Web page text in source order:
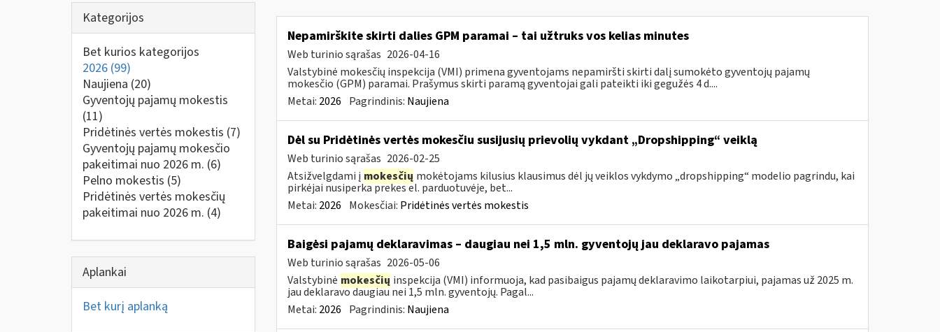
Kategorijos
Bet kurios kategorijos
2026 (99)
Naujiena (20)
Gyventojų pajamų mokestis
(11)
Pridėtinės vertės mokestis (7)
Gyventojų pajamų mokesčio
pakeitimai nuo 2026 m. (6)
Pelno mokestis (5)
Pridėtinės vertės mokesčių
pakeitimai nuo 2026 m. (4)
Aplankai
Bet kurį aplanką
Nepamirškite skirti dalies GPM paramai – tai užtruks vos kelias minutes
Web turinio sąrašas 2026-04-16
Valstybinė mokesčių inspekcija (VMI) primena gyventojams nepamiršti skirti dalį sumokėto gyventojų pajamų
mokesčio (GPM) paramai. Prašymus skirti paramą gyventojai gali pateikti iki gegužės 4 d....
Metai: 2026 Pagrindinis: Naujiena
Dėl su Pridėtinės vertės mokesčiu susijusių prievolių vykdant „Dropshipping“ veiklą
Web turinio sąrašas 2026-02-25
Atsižvelgdami į mokesčių mokėtojams kilusius klausimus dėl jų veiklos vykdymo „dropshipping“ modelio pagrindu, kai
pirkėjai nusiperka prekes el. parduotuvėje, bet...
Metai: 2026 Mokesčiai: Pridėtinės vertės mokestis
Baigėsi pajamų deklaravimas – daugiau nei 1,5 mln. gyventojų jau deklaravo pajamas
Web turinio sąrašas 2026-05-06
Valstybinė mokesčių inspekcija (VMI) informuoja, kad pasibaigus pajamų deklaravimo laikotarpiui, pajamas už 2025 m.
jau deklaravo daugiau nei 1,5 mln. gyventojų. Pagal...
Metai: 2026 Pagrindinis: Naujiena